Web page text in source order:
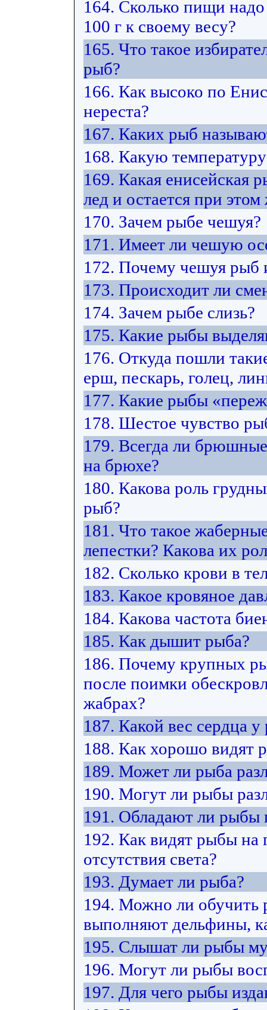
164. Сколько пищи
100 г к своему весу?
165. Что такое
рыб?
166. Как высоко по
нереста?
167. Каких рыб
168. Какую
169. Какая енисейская
лед и остается при
170. Зачем рыбе чешуя?
171. Имеет ли чешую
172. Почему чешуя рыб
173. Происходит ли
174. Зачем рыбе слизь?
175. Какие рыбы
176. Откуда пошли
ерш, пескарь, голец,
177. Какие рыбы
178. Шестое чувство
179. Всегда ли
на брюхе?
180. Какова роль
рыб?
181. Что такое
лепестки? Какова их
182. Сколько крови в
183. Какое кровяное
184. Какова частота
185. Как дышит рыба?
186. Почему крупных
после поимки
жабрах?
187. Какой вес сердца у
188. Как хорошо видят
189. Может ли рыба
190. Могут ли рыбы
191. Обладают ли рыбы
192. Как видят рыбы на
отсутствия света?
193. Думает ли рыба?
194. Можно ли обучить
выполняют дельфины,
195. Слышат ли рыбы
196. Могут ли рыбы
197. Для чего рыбы